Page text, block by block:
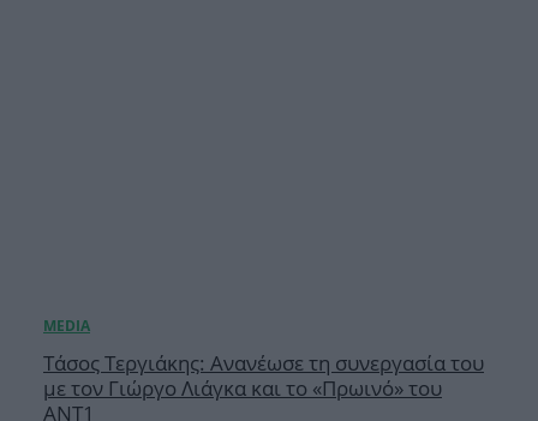
Τάσος Τεργιάκης: Ανανέωσε τη συνεργασία του
με τον Γιώργο Λιάγκα και το «Πρωινό» του
ΑΝΤ1